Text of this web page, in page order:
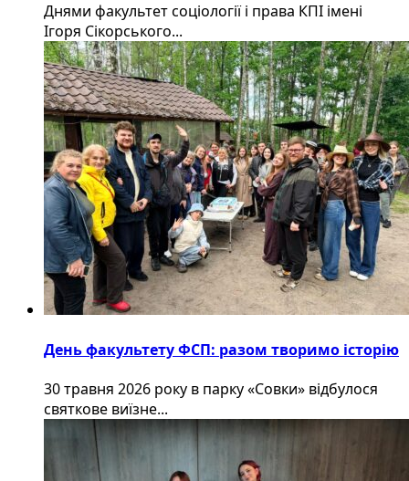
Днями факультет соціології і права КПІ імені
Ігоря Сікорського...
День факультету ФСП: разом творимо історію
30 травня 2026 року в парку «Совки» відбулося
святкове виїзне...